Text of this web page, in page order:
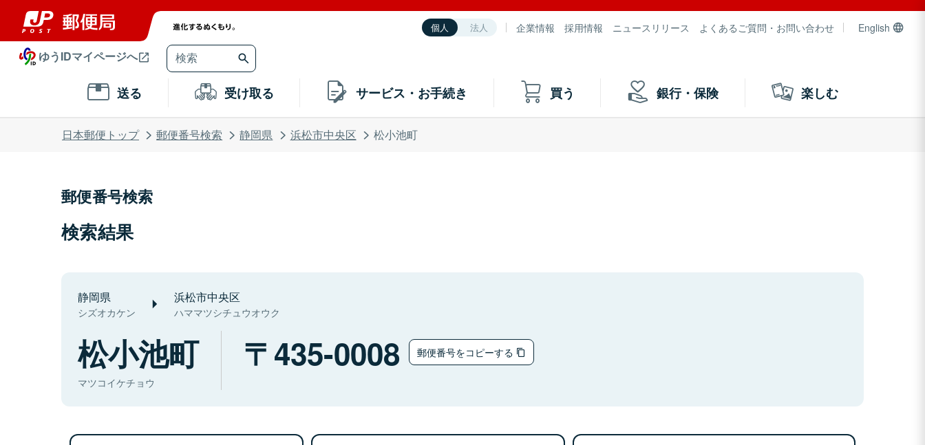
個人 法人 企業情報 採用情報 ニュースリリース よくあるご質問・お問い合わせ English
ゆうIDマイページへ
送る 受け取る サービス・お手続き 買う 銀行・保険 楽しむ
日本郵便トップ 郵便番号検索 静岡県 浜松市中央区 松小池町
郵便番号検索
検索結果
静岡県
シズオカケン
浜松市中央区
ハママツシチュウオウク
松小池町
マツコイケチョウ
435-0008 郵便番号をコピーする